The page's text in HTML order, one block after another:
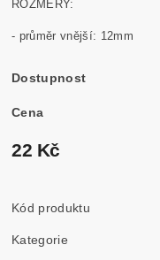
ROZMĚRY:
- průměr vnější: 12mm
Dostupnost
Cena
22 Kč
Kód produktu
Kategorie